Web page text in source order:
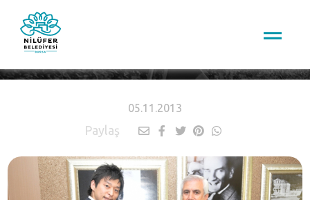
05.11.2013
Paylaş